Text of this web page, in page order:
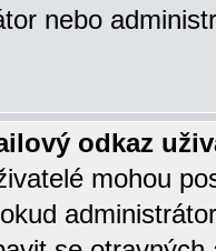
nebo
odkaz
mohou